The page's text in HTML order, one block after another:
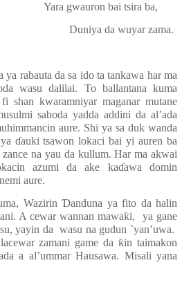
Yara gwauron bai tsira ba,
Duniya da wuyar zama.
ya rabauta da sa ido ta tankawa har ma
wasu dalilai. To ballantana kuma
shan kwaramniyar maganar mutane
saboda yadda addini da al’ada
aure. Shi ya sa duk wanda
ɗauki tsawon lokaci bai yi auren ba
zance na yau da kullum. Har ma akwai
azumi da ake kaɗawa domin
aure.
Wazirin Ɗanduna ya fito da halin
A cewar wannan mawaƙi,
ya gane
yayin da
wasu na gudun `yan’uwa.
zamani game da ƙin taimakon
a al’ummar Hausawa. Misali yana